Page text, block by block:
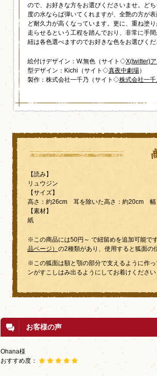
ので、お好きな方をお選びくださいませ。ど
度の水ならば弾いてくれますが、全艶の方が
ど耐久力が高くなっています。更に、重ね塗
走らせるという工程を踏んでおり、非常に手間
紐は各色選べますのでお好きな色をお選びくだ
絵付けデザイン：W.無色（サイト◇X(twitter)
型デザイン：Kichi（サイト◇真夜中劇場）
製作：株式会社一千乃（サイト◇株式会社一千
【読み】
リュウジン
【サイズ】
高さ：約26cm 耳を除いた高さ：約20cm
【素材】
紙
※この商品には50円～ で紐留めを追加可能です
品ページ） の2種類があり、使用すると狐面の
※この狐面は額と顎の部分で支えるように作
ンがすこしはみ出るようにしてお着けください
お客様の声
Ohana様
おすすめ度：